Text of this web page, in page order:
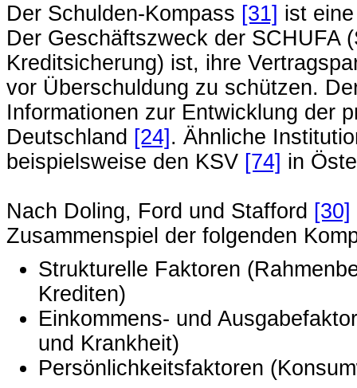
Der Schulden-Kompass [31] ist
Der Geschäftszweck der SCHUFA
Kreditsicherung) ist, ihre
vor Überschuldung zu schützen.
Informationen zur Entwicklung der
Deutschland [24] . Ähnliche
beispielsweise den KSV [74] in
Nach Doling, Ford und Stafford [30]
Zusammenspiel der folgenden
Strukturelle Faktoren
Krediten)
Einkommens- und
und Krankheit)
Persönlichkeitsfaktoren